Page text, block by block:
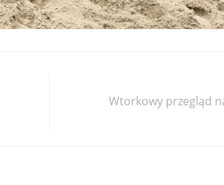
Wtorkowy przegląd